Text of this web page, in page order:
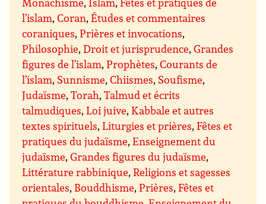
l’islam,Coran,Études et commentaires
coraniques,Prières et invocations,
Philosophie,Droit et jurisprudence,Grandes
figures de l’islam,Prophètes,Courants de
l’islam, Sunnisme,Chiismes, Soufisme,
Judaïsme,Torah,Talmud et écrits
talmudiques,Loi juive,Kabbale et autres
textes spirituels,Liturgies et prières,Fêtes et
pratiques du judaïsme,Enseignement du
judaïsme,Grandes figures du judaïsme,
Littérature rabbinique,Religions et sagesses
orientales, Bouddhisme,Prières,Fêtes et